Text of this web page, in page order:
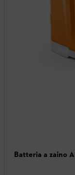
Batteria a zaino